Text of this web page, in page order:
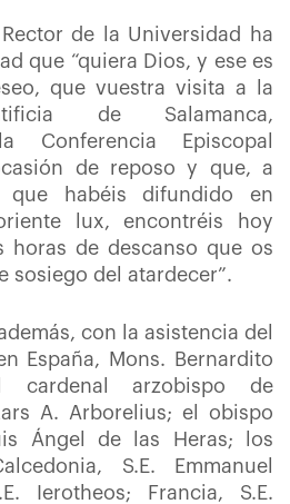
de la Universidad ha
que “quiera Dios, y ese es
que vuestra visita a la
de Salamanca,
Conferencia Episcopal
de reposo y que, a
habéis difundido en
lux, encontréis hoy
horas de descanso que os
sosiego del atardecer”.
con la asistencia del
España, Mons. Bernardito
cardenal arzobispo de
A. Arborelius; el obispo
Ángel de las Heras; los
S.E. Emmanuel
Ierotheos; Francia, S.E.